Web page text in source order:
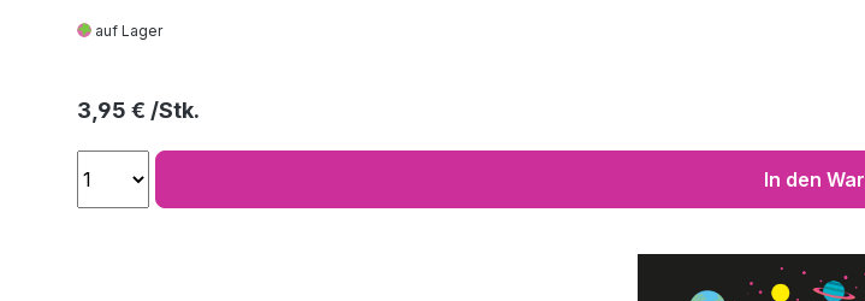
auf Lager
Regulärer Preis:
3,95 €
In den